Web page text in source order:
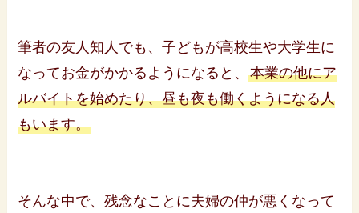
筆者の友人知人でも、子どもが高校生や大学生に
なってお金がかかるようになると、本業の他にア
ルバイトを始めたり、昼も夜も働くようになる人
もいます。
そんな中で、残念なことに夫婦の仲が悪くなって